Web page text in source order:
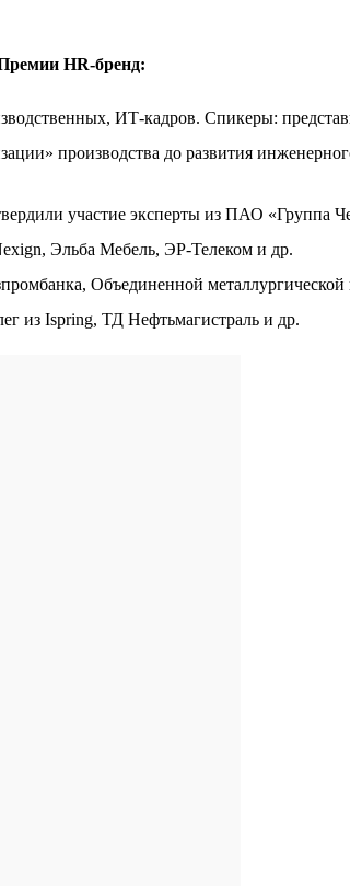
HR-бренд:
ИТ-кадров. Спикеры:
производства до развития
участие эксперты из ПАО «Группа
Эльба Мебель, ЭР-Телеком и др.
Объединенной
из Ispring, ТД Нефтьмагистраль и др.